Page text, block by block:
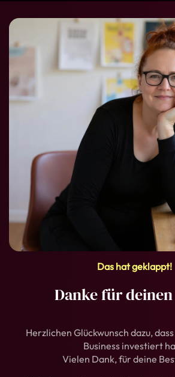
Das hat geklappt!
Danke für
Herzlichen Glückwunsch dazu,
Business investiert
Vielen Dank, für deine